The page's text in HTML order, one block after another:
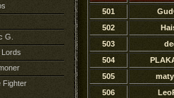
G.
Fighter
501
502
503
504
505
506